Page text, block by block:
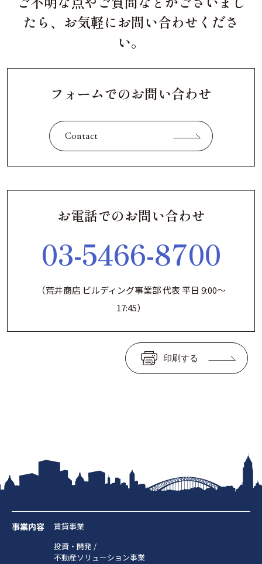
たら、お気軽にお問い合わせくださ
い。
フォームでのお問い合わせ
Contact
お電話でのお問い合わせ
03-5466-8700
（荒井商店 ビルディング事業部 代表 平日 9:00～
17:45）
印刷する
事業内容
賃貸事業
投資・開発 /
不動産ソリューション事業